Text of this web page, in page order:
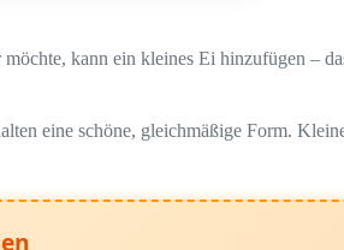
kann ein kleines Ei hinzufügen –
eine schöne, gleichmäßige Form.